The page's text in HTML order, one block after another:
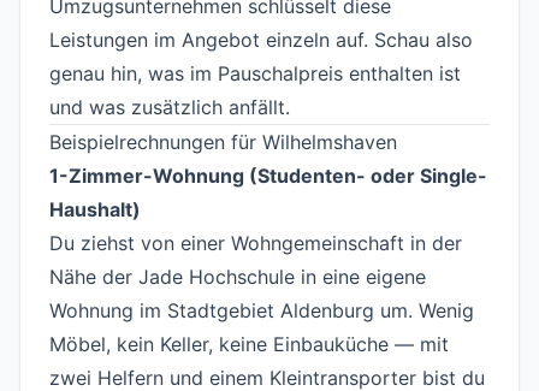
Umzugsunternehmen schlüsselt diese
Leistungen im Angebot einzeln auf. Schau also
genau hin, was im Pauschalpreis enthalten ist
und was zusätzlich anfällt.
Beispielrechnungen für Wilhelmshaven
1-Zimmer-Wohnung (Studenten- oder Single-
Haushalt)
Du ziehst von einer Wohngemeinschaft in der
Nähe der Jade Hochschule in eine eigene
Wohnung im Stadtgebiet Aldenburg um. Wenig
Möbel, kein Keller, keine Einbauküche — mit
zwei Helfern und einem Kleintransporter bist du